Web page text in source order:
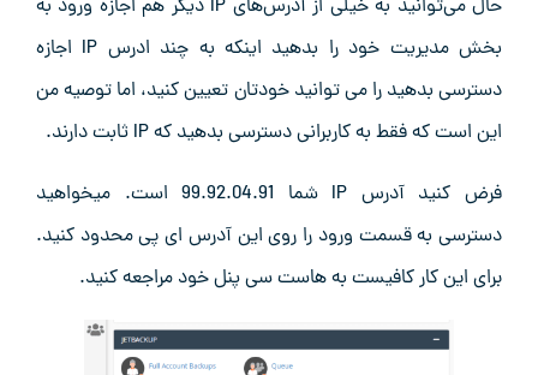
حال می‌توانید به خیلی از آدرس‌های IP دیگر هم اجازه ورود به
بخش مدیریت خود را بدهید اینکه به چند ادرس IP اجازه
دسترسی بدهید را می توانید خودتان تعیین کنید، اما توصیه من
این است که فقط به کاربرانی دسترسی بدهید که IP ثابت دارند.
فرض کنید آدرس IP شما 99.92.04.91 است. میخواهید
دسترسی به قسمت ورود را روی این آدرس ای پی محدود کنید.
برای این کار کافیست به هاست سی پنل خود مراجعه کنید.